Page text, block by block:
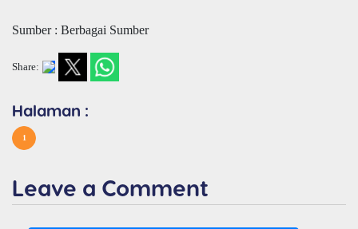
Sumber : Berbagai Sumber
Share:
Halaman :
1
Leave a Comment